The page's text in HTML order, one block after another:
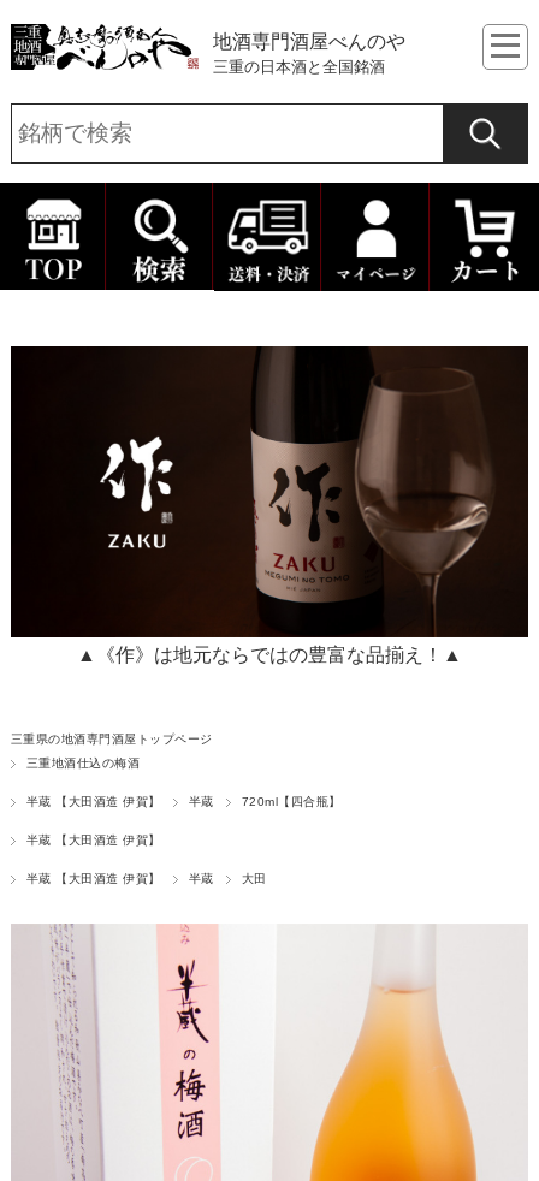
地酒専門酒屋べんのや
三重の日本酒と全国銘酒
▲《作》は地元ならではの豊富な品揃え！▲
三重県の地酒専門酒屋トップページ
三重地酒仕込の梅酒
半蔵 【大田酒造 伊賀】 半蔵 720ml【四合瓶】
半蔵 【大田酒造 伊賀】
半蔵 【大田酒造 伊賀】 半蔵 大田